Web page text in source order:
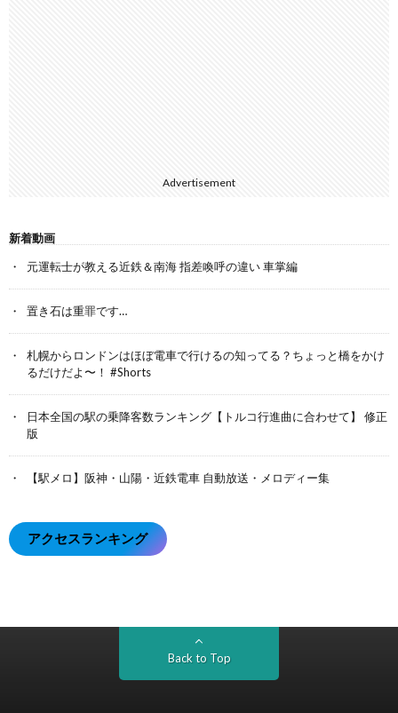
Advertisement
新着動画
元運転士が教える近鉄＆南海 指差喚呼の違い 車掌編
置き石は重罪です…
札幌からロンドンはほぼ電車で行けるの知ってる？ちょっと橋をかけ
るだけだよ〜！ #Shorts
日本全国の駅の乗降客数ランキング【トルコ行進曲に合わせて】 修正
版
【駅メロ】阪神・山陽・近鉄電車 自動放送・メロディー集
アクセスランキング
Back to Top